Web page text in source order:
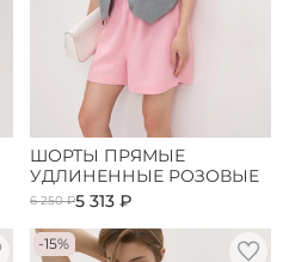
ШОРТЫ ПРЯМЫЕ
УДЛИНЕННЫЕ РОЗОВЫЕ
6 250 ₽5 313 ₽
-15%